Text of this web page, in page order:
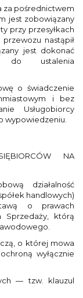
za pośrednictwem
jest zobowiązany
przy przesyłkach
nastąpił
jest dokonać
do ustalenia
o świadczenie
i bez
Usługobiorcy
wypowiedzeniu.
NA
działalność
handlowych)
o prawach
Sprzedaży, którą
o której mowa
wyłącznie
— tzw. klauzul